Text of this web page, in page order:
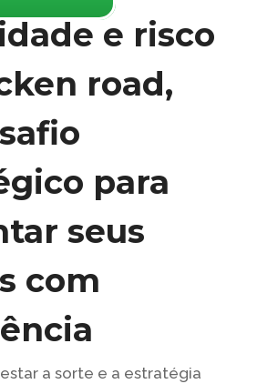
e risco
road,
para
seus
com
a sorte e a estratégia